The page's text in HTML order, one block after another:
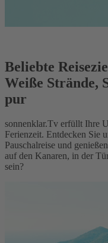
Beliebte
Weiße Strände,
pur
sonnenklar.Tv erfüllt Ihre
Ferienzeit. Entdecken Sie
Pauschalreise und
auf den Kanaren, in der
sein?